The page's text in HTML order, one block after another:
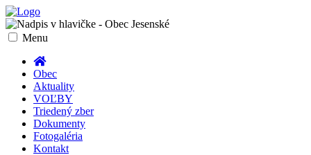
Toggle
Menu
Obec
Aktuality
VOĽBY
Triedený zber
Dokumenty
Fotogaléria
Kontakt